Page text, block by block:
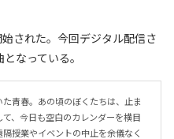
始された。今回デジタル配信さ
なっている。
青春。あの頃のぼくたちは、止ま
、今日も空白のカレンダーを横目
授業やイベントの中止を余儀なく